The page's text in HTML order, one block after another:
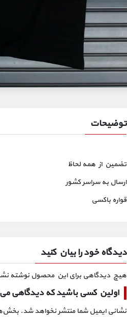
توضیحات
تضمین از همه لحاظ
ارسال به سراسر کشور
قواره باکسی
دیدگاه خود را بیان کنید
هیچ دیدگاهی برای این محصول نوشته
اولین کسی باشید که دیدگاهی می
نشانی ایمیل شما منتشر نخواهد شد.